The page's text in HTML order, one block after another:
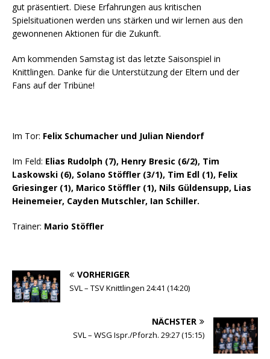
gut präsentiert. Diese Erfahrungen aus kritischen
Spielsituationen werden uns stärken und wir lernen aus den
gewonnenen Aktionen für die Zukunft.
Am kommenden Samstag ist das letzte Saisonspiel in
Knittlingen. Danke für die Unterstützung der Eltern und der
Fans auf der Tribüne!
Im Tor: Felix Schumacher und Julian Niendorf
Im Feld: Elias Rudolph (7), Henry Bresic (6/2), Tim
Laskowski (6), Solano Stöffler (3/1), Tim Edl (1), Felix
Griesinger (1), Marico Stöffler (1), Nils Güldensupp, Lias
Heinemeier, Cayden Mutschler, Ian Schiller.
Trainer: Mario Stöffler
VORHERIGER
SVL – TSV Knittlingen 24:41 (14:20)
NÄCHSTER
SVL – WSG Ispr./Pforzh. 29:27 (15:15)